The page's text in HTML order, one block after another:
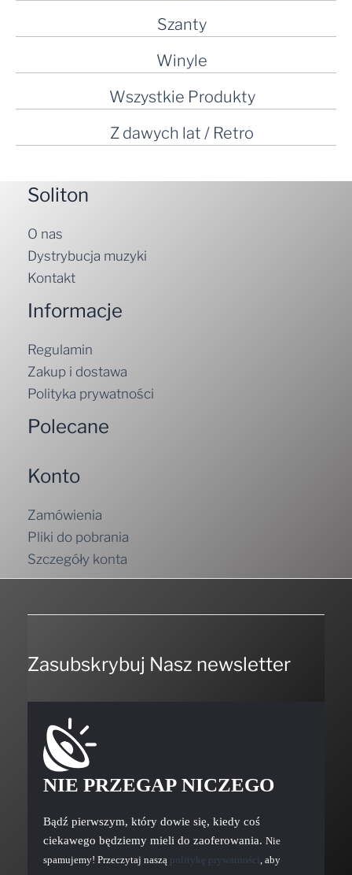
Szanty
Winyle
Wszystkie Produkty
Z dawych lat / Retro
Soliton
O nas
Dystrybucja muzyki
Kontakt
Informacje
Regulamin
Zakup i dostawa
Polityka prywatności
Polecane
Konto
Zamówienia
Pliki do pobrania
Szczegóły konta
Zasubskrybuj Nasz newsletter
NIE PRZEGAP NICZEGO
Bądź pierwszym, który dowie się, kiedy coś
ciekawego będziemy mieli do zaoferowania. Nie
spamujemy! Przeczytaj naszą politykę prywatności , aby